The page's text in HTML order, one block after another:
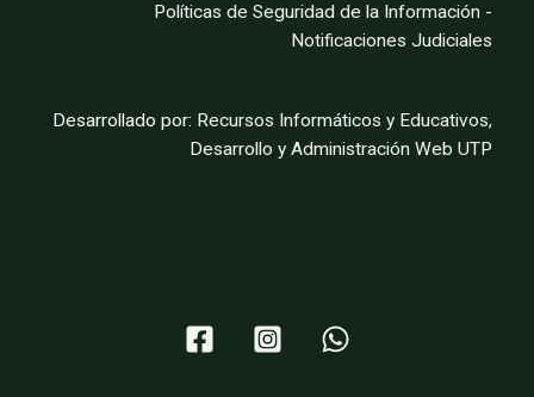
Políticas de Seguridad de la Información -
Notificaciones Judiciales
Desarrollado por: Recursos Informáticos y Educativos,
Desarrollo y Administración Web UTP